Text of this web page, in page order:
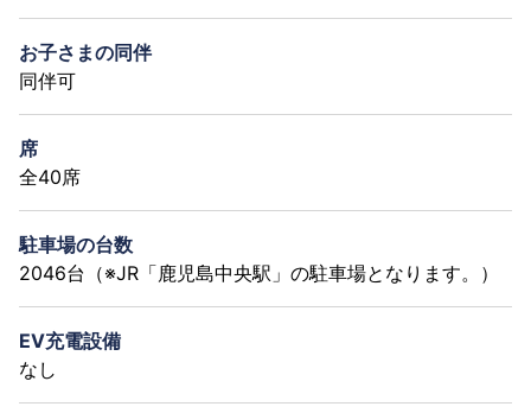
お子さまの同伴
同伴可
席
全40席
駐車場の台数
2046台（※JR「鹿児島中央駅」の駐車場となります。）
EV充電設備
なし